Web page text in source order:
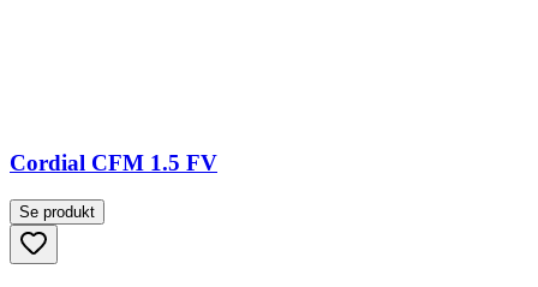
Cordial CFM 1.5 FV
Se produkt